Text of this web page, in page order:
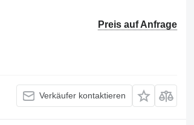
Preis auf Anfrage
Verkäufer kontaktieren